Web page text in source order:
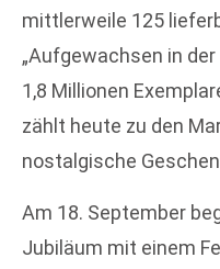
mittlerweile 125
„Aufgewachsen in
1,8 Millionen
zählt heute zu den
nostalgische
Am 18. September
Jubiläum mit einem